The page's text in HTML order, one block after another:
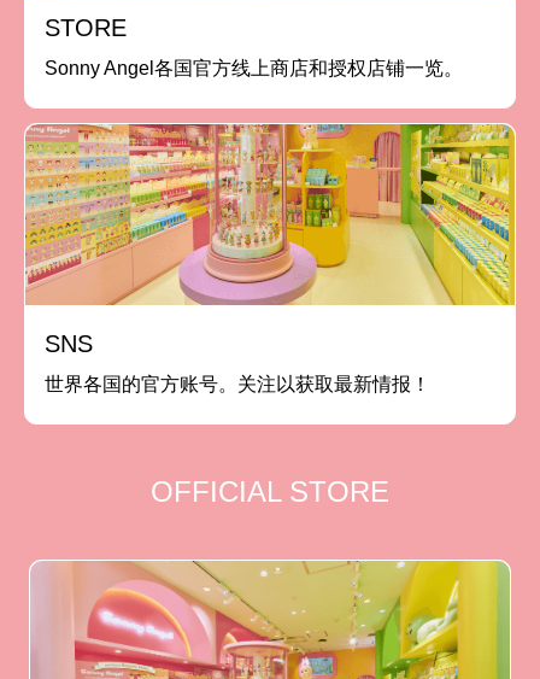
STORE
Sonny Angel各国官方线上商店和授权店铺一览。
SNS
世界各国的官方账号。关注以获取最新情报！
OFFICIAL STORE